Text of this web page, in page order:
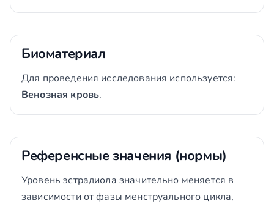
Биоматериал
Для проведения исследования используется:
Венозная кровь.
Референсные значения (нормы)
Уровень эстрадиола значительно меняется в
зависимости от фазы менструального цикла,